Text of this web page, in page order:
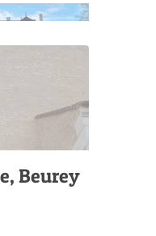
Beurey